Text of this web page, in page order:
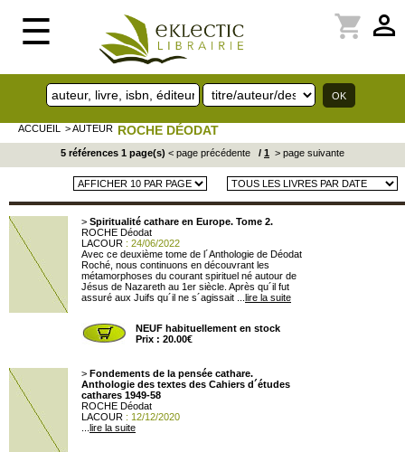
☰ perm_identity
shopping_cart
ACCUEIL > AUTEUR ROCHE DÉODAT
5 références 1 page(s) < page précédente / 1 > page suivante
> Spiritualité cathare en Europe. Tome 2.
ROCHE Déodat
LACOUR : 24/06/2022
Avec ce deuxième tome de l´Anthologie de Déodat
Roché, nous continuons en découvrant les
métamorphoses du courant spirituel né autour de
Jésus de Nazareth au 1er siècle. Après qu´il fut
assuré aux Juifs qu´il ne s´agissait ... lire la suite
NEUF habituellement en stock
Prix : 20.00€
> Fondements de la pensée cathare.
Anthologie des textes des Cahiers d´études
cathares 1949-58
ROCHE Déodat
LACOUR : 12/12/2020
lire la suite